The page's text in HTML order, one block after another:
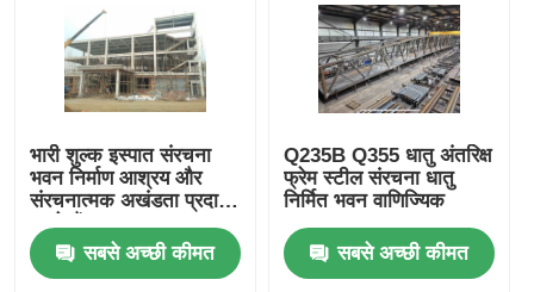
भारी शुल्क इस्पात संरचना
भवन निर्माण आश्रय और
संरचनात्मक अखंडता प्रदान
करते हैं
सबसे अच्छी कीमत
Q235B Q355 धातु अंतरिक्ष
फ्रेम स्टील संरचना धातु
निर्मित भवन वाणिज्यिक
सबसे अच्छी कीमत